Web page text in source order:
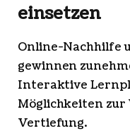
einsetzen
Online-Nachhilfe
gewinnen
Interaktive
Möglichkeiten zur
Vertiefung.